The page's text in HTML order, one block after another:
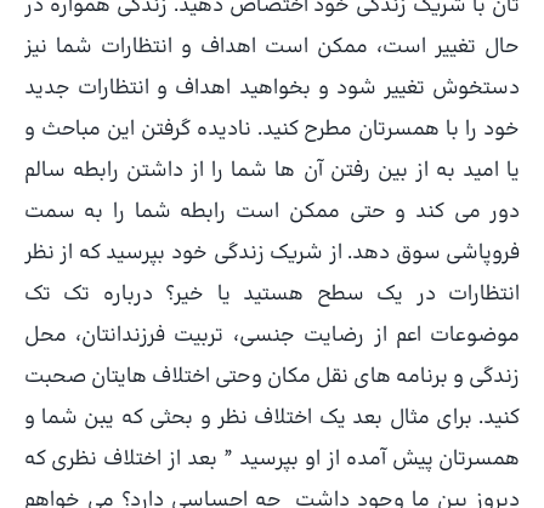
تان با شریک زندگی خود اختصاص دهید. زندگی همواره در
حال تغییر است، ممکن است اهداف و انتظارات شما نیز
دستخوش تغییر شود و بخواهید اهداف و انتظارات جدید
خود را با همسرتان مطرح کنید. نادیده گرفتن این مباحث و
یا امید به از بین رفتن آن ها شما را از داشتن رابطه سالم
دور می کند و حتی ممکن است رابطه شما را به سمت
فروپاشی سوق دهد. از شریک زندگی خود بپرسید که از نظر
انتظارات در یک سطح هستید یا خیر؟ درباره تک تک
موضوعات اعم از رضایت جنسی، تربیت فرزندانتان، محل
زندگی و برنامه های نقل مکان وحتی اختلاف هایتان صحبت
کنید. برای مثال بعد یک اختلاف نظر و بحثی که یبن شما و
همسرتان پیش آمده از او بپرسید ” بعد از اختلاف نظری که
دیروز بین ما وجود داشت چه احساسی دارد؟ می خواهم